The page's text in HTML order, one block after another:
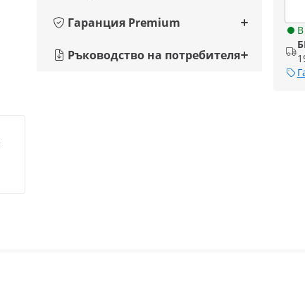
Гаранция Premium
Ръководство на потребителя